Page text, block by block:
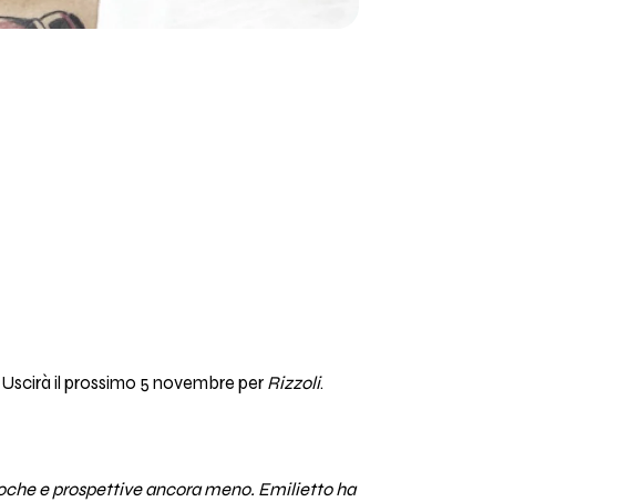
Uscirà il prossimo 5 novembre perRizzoli.
e prospettive ancora meno. Emilietto ha